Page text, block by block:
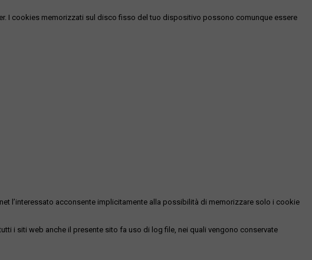
I cookies memorizzati sul disco fisso del tuo dispositivo possono comunque essere
l’interessato acconsente implicitamente alla possibilità di memorizzare solo i cookie
i siti web anche il presente sito fa uso di log file, nei quali vengono conservate